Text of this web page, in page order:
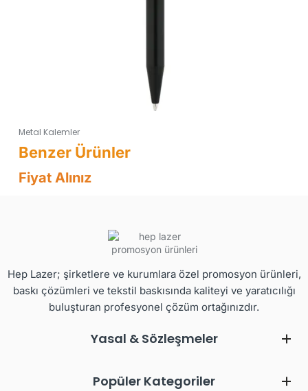
Metal Kalemler
Fiyat Alınız
Hep Lazer; şirketlere ve kurumlara özel promosyon ürünleri,
baskı çözümleri ve tekstil baskısında kaliteyi ve yaratıcılığı
buluşturan profesyonel çözüm ortağınızdır.
Yasal & Sözleşmeler
Popüler Kategoriler